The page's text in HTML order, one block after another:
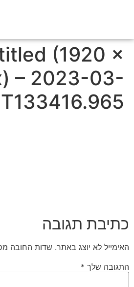
(1920 ×
– 2023-03-
כתיבת תגובה
האימייל לא יוצג באתר. שדות החובה
התגובה שלך *